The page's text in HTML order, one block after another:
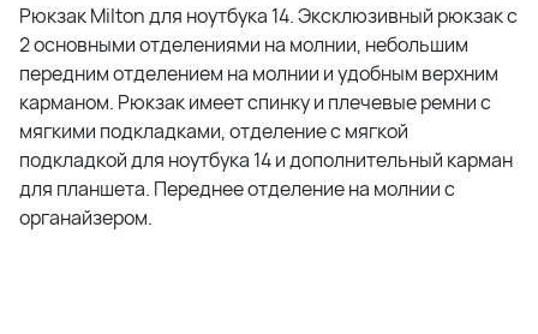
Рюкзак Milton для ноутбука 14. Эксклюзивный рюкзак с
2 основными отделениями на молнии, небольшим
передним отделением на молнии и удобным верхним
карманом. Рюкзак имеет спинку и плечевые ремни с
мягкими подкладками, отделение с мягкой
подкладкой для ноутбука 14 и дополнительный карман
для планшета. Переднее отделение на молнии с
органайзером.